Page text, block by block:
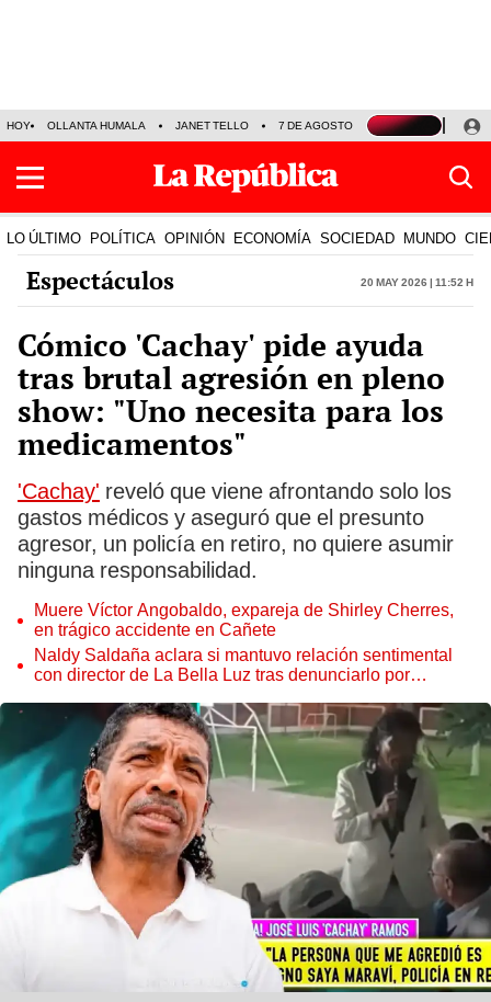
HOY OLLANTA HUMALA JANET TELLO 7 DE AGOSTO TINKA RESULTADOS
LO ÚLTIMO POLÍTICA OPINIÓN ECONOMÍA SOCIEDAD MUNDO
Espectáculos 20 May 2026 | 11:52 h
Cómico 'Cachay' pide ayuda
tras brutal agresión en pleno
show: "Uno necesita para los
medicamentos"
'Cachay' reveló que viene afrontando solo los
gastos médicos y aseguró que el presunto
agresor, un policía en retiro, no quiere asumir
ninguna responsabilidad.
Muere Víctor Angobaldo, expareja de Shirley Cherres,
en trágico accidente en Cañete
Naldy Saldaña aclara si mantuvo relación sentimental
con director de La Bella Luz tras denunciarlo por